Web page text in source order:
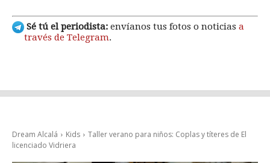
Sé tú el periodista: envíanos tus fotos o noticias a
través de Telegram.